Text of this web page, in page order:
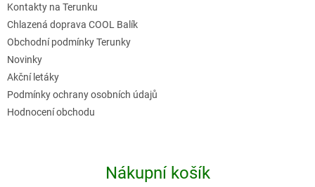
Kontakty na Terunku
Chlazená doprava COOL Balík
Obchodní podmínky Terunky
Novinky
Akční letáky
Podmínky ochrany osobních údajů
Hodnocení obchodu
Nákupní košík